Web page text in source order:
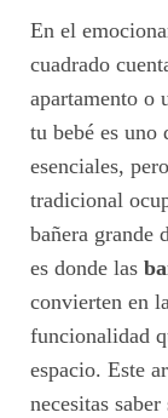
En el
cuadrado
apartamento o
tu bebé es uno
esenciales,
tradicional
bañera grande
es donde las
convierten en
funcionalidad
espacio. Este
necesitas